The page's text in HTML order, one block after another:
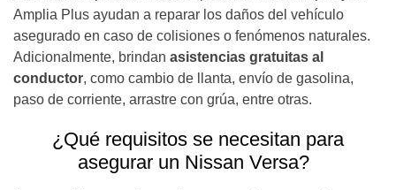
Amplia Plus ayudan a reparar los daños del vehículo
asegurado en caso de colisiones o fenómenos naturales.
Adicionalmente, brindan asistencias gratuitas al
conductor, como cambio de llanta, envío de gasolina,
paso de corriente, arrastre con grúa, entre otras.
¿Qué requisitos se necesitan para
asegurar un Nissan Versa?